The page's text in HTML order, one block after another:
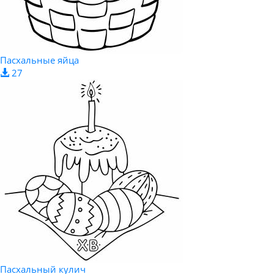
Пасхальные яйца
27
Пасхальный кулич